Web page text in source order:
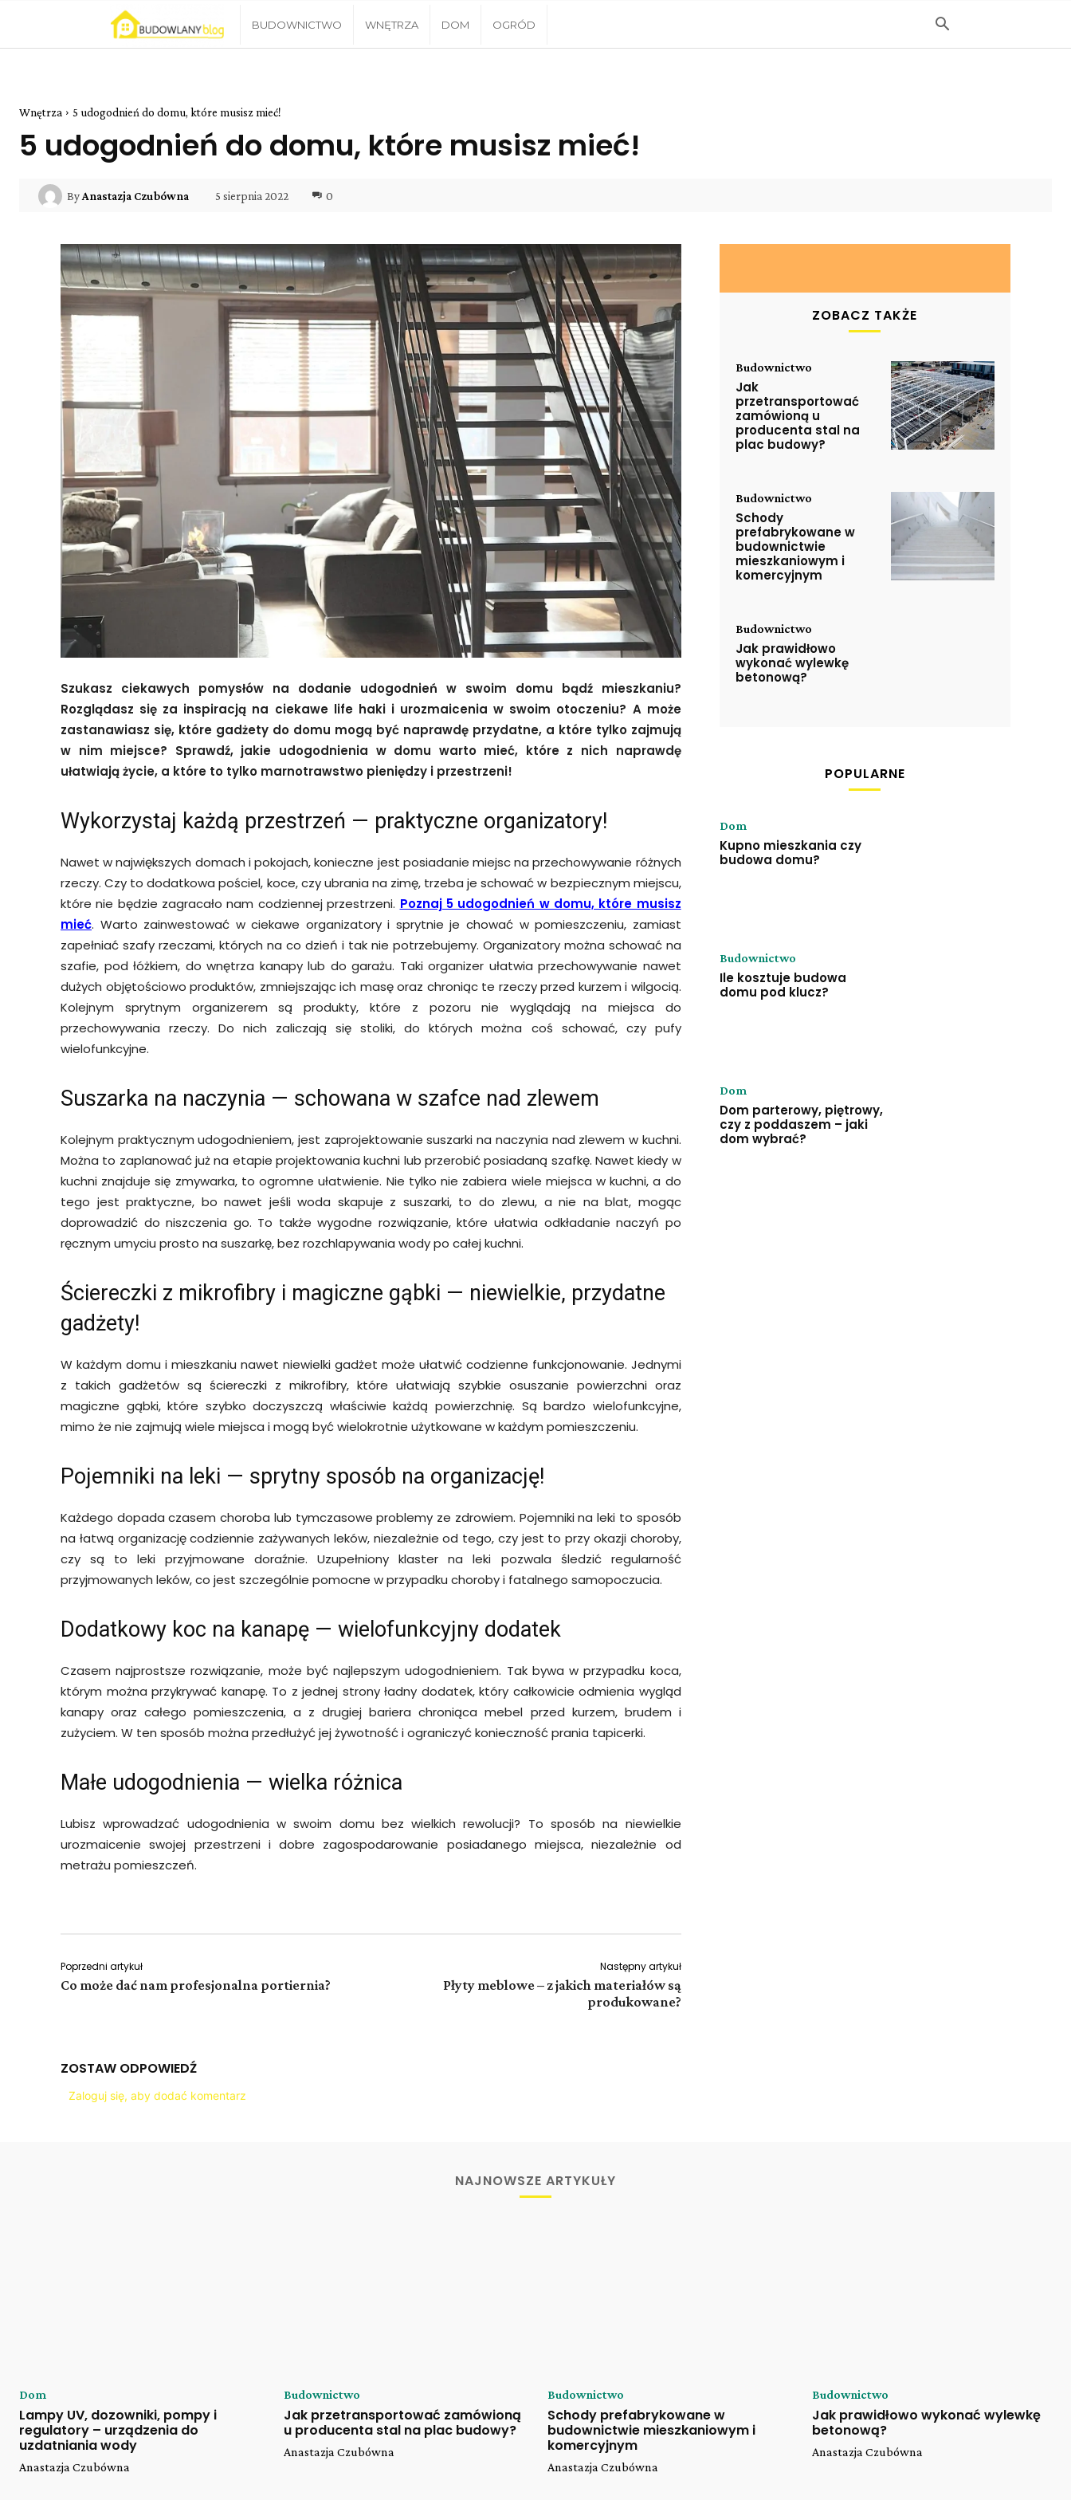
Blog
BUDOWNICTWO WNĘTRZA DOM OGRÓD
Wnętrza 5 udogodnień do domu, które musisz mieć!
5 udogodnień do domu, które musisz mieć!
ByAnastazja Czubówna 5 sierpnia 2022 0
Szukasz ciekawych pomysłów na dodanie udogodnień w swoim domu bądź mieszkaniu?
Rozglądasz się za inspiracją na ciekawe life haki i urozmaicenia w swoim otoczeniu? A może
zastanawiasz się, które gadżety do domu mogą być naprawdę przydatne, a które tylko zajmują
w nim miejsce? Sprawdź, jakie udogodnienia w domu warto mieć, które z nich naprawdę
ułatwiają życie, a które to tylko marnotrawstwo pieniędzy i przestrzeni!
Wykorzystaj każdą przestrzeń — praktyczne organizatory!
Nawet w największych domach i pokojach, konieczne jest posiadanie miejsc na przechowywanie różnych
rzeczy. Czy to dodatkowa pościel, koce, czy ubrania na zimę, trzeba je schować w bezpiecznym miejscu,
które nie będzie zagracało nam codziennej przestrzeni. Poznaj 5 udogodnień w domu, które musisz
mieć. Warto zainwestować w ciekawe organizatory i sprytnie je chować w pomieszczeniu, zamiast
zapełniać szafy rzeczami, których na co dzień i tak nie potrzebujemy. Organizatory można schować na
szafie, pod łóżkiem, do wnętrza kanapy lub do garażu. Taki organizer ułatwia przechowywanie nawet
dużych objętościowo produktów, zmniejszając ich masę oraz chroniąc te rzeczy przed kurzem i wilgocią.
Kolejnym sprytnym organizerem są produkty, które z pozoru nie wyglądają na miejsca do
przechowywania rzeczy. Do nich zaliczają się stoliki, do których można coś schować, czy pufy
wielofunkcyjne.
Suszarka na naczynia — schowana w szafce nad zlewem
Kolejnym praktycznym udogodnieniem, jest zaprojektowanie suszarki na naczynia nad zlewem w kuchni.
Można to zaplanować już na etapie projektowania kuchni lub przerobić posiadaną szafkę. Nawet kiedy w
kuchni znajduje się zmywarka, to ogromne ułatwienie. Nie tylko nie zabiera wiele miejsca w kuchni, a do
tego jest praktyczne, bo nawet jeśli woda skapuje z suszarki, to do zlewu, a nie na blat, mogąc
doprowadzić do niszczenia go. To także wygodne rozwiązanie, które ułatwia odkładanie naczyń po
ręcznym umyciu prosto na suszarkę, bez rozchlapywania wody po całej kuchni.
Ściereczki z mikrofibry i magiczne gąbki — niewielkie, przydatne
gadżety!
W każdym domu i mieszkaniu nawet niewielki gadżet może ułatwić codzienne funkcjonowanie. Jednymi
z takich gadżetów są ściereczki z mikrofibry, które ułatwiają szybkie osuszanie powierzchni oraz
magiczne gąbki, które szybko doczyszczą właściwie każdą powierzchnię. Są bardzo wielofunkcyjne,
mimo że nie zajmują wiele miejsca i mogą być wielokrotnie użytkowane w każdym pomieszczeniu.
Pojemniki na leki — sprytny sposób na organizację!
Każdego dopada czasem choroba lub tymczasowe problemy ze zdrowiem. Pojemniki na leki to sposób
na łatwą organizację codziennie zażywanych leków, niezależnie od tego, czy jest to przy okazji choroby,
czy są to leki przyjmowane doraźnie. Uzupełniony klaster na leki pozwala śledzić regularność
przyjmowanych leków, co jest szczególnie pomocne w przypadku choroby i fatalnego samopoczucia.
Dodatkowy koc na kanapę — wielofunkcyjny dodatek
Czasem najprostsze rozwiązanie, może być najlepszym udogodnieniem. Tak bywa w przypadku koca,
którym można przykrywać kanapę. To z jednej strony ładny dodatek, który całkowicie odmienia wygląd
kanapy oraz całego pomieszczenia, a z drugiej bariera chroniąca mebel przed kurzem, brudem i
zużyciem. W ten sposób można przedłużyć jej żywotność i ograniczyć konieczność prania tapicerki.
Małe udogodnienia — wielka różnica
Lubisz wprowadzać udogodnienia w swoim domu bez wielkich rewolucji? To sposób na niewielkie
urozmaicenie swojej przestrzeni i dobre zagospodarowanie posiadanego miejsca, niezależnie od
metrażu pomieszczeń.
Poprzedni artykuł
Co może dać nam profesjonalna portiernia?
Następny artykuł
Płyty meblowe – z jakich materiałów są
produkowane?
ZOSTAW ODPOWIEDŹ
Zaloguj się, aby dodać komentarz
ZOBACZ TAKŻE
Budownictwo
Jak
przetransportować
zamówioną u
producenta stal na
plac budowy?
Budownictwo
Schody
prefabrykowane w
budownictwie
mieszkaniowym i
komercyjnym
Budownictwo
Jak prawidłowo
wykonać wylewkę
betonową?
POPULARNE
Dom
Kupno mieszkania czy
budowa domu?
Budownictwo
Ile kosztuje budowa
domu pod klucz?
Dom
Dom parterowy, piętrowy,
czy z poddaszem – jaki
dom wybrać?
NAJNOWSZE ARTYKUŁY
Dom
Lampy UV, dozowniki, pompy i
regulatory – urządzenia do
uzdatniania wody
Anastazja Czubówna
Budownictwo
Jak przetransportować zamówioną
u producenta stal na plac budowy?
Anastazja Czubówna
Budownictwo
Schody prefabrykowane w
budownictwie mieszkaniowym i
komercyjnym
Anastazja Czubówna
Budownictwo
Jak prawidłowo wykonać wylewkę
betonową?
Anastazja Czubówna